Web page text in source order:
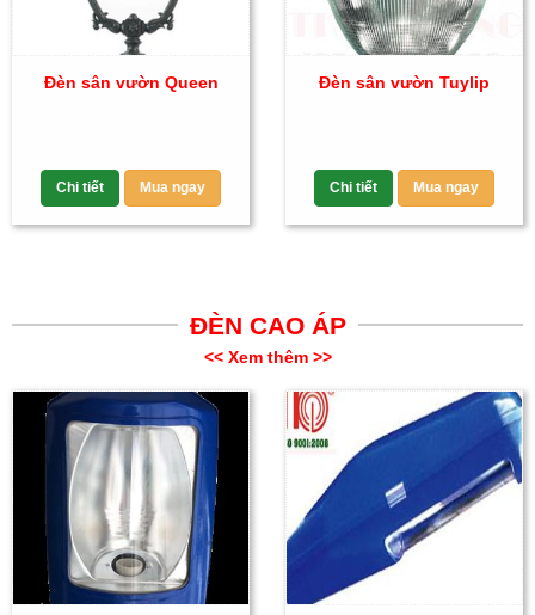
Đèn sân vườn Queen
Chi tiết Mua ngay
Đèn sân vườn Tuylip
Chi tiết Mua ngay
ĐÈN CAO ÁP
<< Xem thêm >>